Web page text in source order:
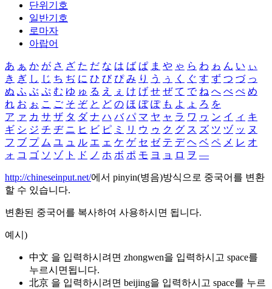
단위기호
일반기호
로마자
아랍어
あ ぁ か が さ ざ た だ な は ば ぱ ま や ゃ ら わ ゎ ん い ぃ
き ぎ し じ ち ぢ に ひ び ぴ み り う ぅ く ぐ す ず つ づ っ
ぬ ふ ぶ ぷ む ゆ ゅ る え ぇ け げ せ ぜ て で ね へ べ ぺ め
れ お ぉ こ ご そ ぞ と ど の ほ ぼ ぽ も よ ょ ろ を
ア ァ カ サ ザ タ ダ ナ ハ バ パ マ ヤ ャ ラ ワ ヮ ン イ ィ キ
ギ シ ジ チ ヂ ニ ヒ ビ ピ ミ リ ウ ゥ ク グ ス ズ ツ ヅ ッ ヌ
フ ブ プ ム ユ ュ ル エ ェ ケ ゲ セ ゼ テ デ ヘ ベ ペ メ レ オ
ォ コ ゴ ソ ゾ ト ド ノ ホ ボ ポ モ ヨ ョ ロ ヲ ―
http://chineseinput.net/에서 pinyin(병음)방식으로 중국어를 변환
할 수 있습니다.
변환된 중국어를 복사하여 사용하시면 됩니다.
예시)
中文 을 입력하시려면 zhongwen을 입력하시고 space를
누르시면됩니다.
北京 을 입력하시려면 beijing을 입력하시고 space를 누르